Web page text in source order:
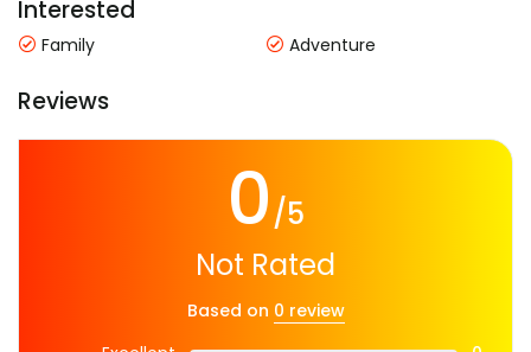
Interested
Family Adventure
Reviews
0/5
Not Rated
Based on 0 review